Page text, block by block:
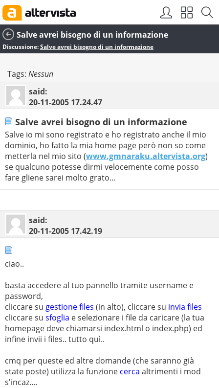
Salve avrei bisogno di un informazione
Discussione:Salve avrei bisogno di un informazione
Tags: Nessun
said:
20-11-2005 17.24.47
Salve avrei bisogno di un informazione
Salve io mi sono registrato e ho registrato anche il mio
dominio, ho fatto la mia home page però non so come
metterla nel mio sito (www.gmnaraku.altervista.org)
se qualcuno potesse dirmi velocemente come posso
fare gliene sarei molto grato...
said:
20-11-2005 17.42.19
ciao..
basta accedere al tuo pannello tramite username e
password,
cliccare su gestione files (in alto), cliccare su invia files
cliccare su sfoglia e selezionare i file da caricare (la tua
homepage deve chiamarsi index.html o index.php) ed
infine invii i files.. tutto quì..
cmq per queste ed altre domande (che saranno già
state poste) utilizza la funzione cerca altrimenti i mod
s'incaz....